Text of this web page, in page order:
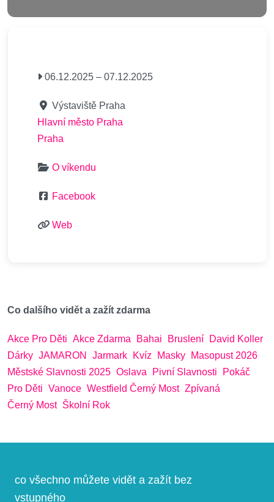
06.12.2025 – 07.12.2025
Výstaviště Praha
Hlavní město Praha
Praha
O víkendu
Facebook
Web
Co dalšího vidět a zažít zdarma
Akce Pro Děti Akce Zdarma Bahai Bruslení
David Koller
Dárky JAMARON Jarmark Kvíz Masky
Masopust 2026
Městské Slavnosti 2025 Oslava Pivní Slavnosti
Pokáč
Pro Děti Vanoce Westfield Černý Most Zpívaná
Černý Most Školní Rok
co všechno můžete vidět a zažít bez
vstupného